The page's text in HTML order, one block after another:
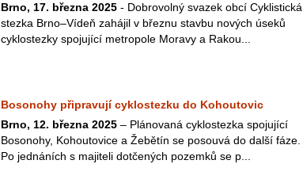
Brno, 17. března 2025 - Dobrovolný svazek obcí Cyklistická
stezka Brno–Vídeň zahájil v březnu stavbu nových úseků
cyklostezky spojující metropole Moravy a Rakou...
Bosonohy připravují cyklostezku do Kohoutovic
Brno, 12. března 2025 – Plánovaná cyklostezka spojující
Bosonohy, Kohoutovice a Žebětín se posouvá do další fáze.
Po jednáních s majiteli dotčených pozemků se p...